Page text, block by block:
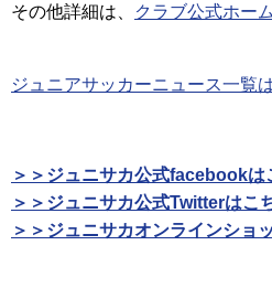
その他詳細は、 クラブ公式ホー
ジュニアサッカーニュース一覧
＞＞ジュニサカ公式facebookは
＞＞ジュニサカ公式Twitterはこ
＞＞ジュニサカオンラインショ